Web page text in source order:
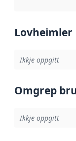
Lovheimler
Ikkje oppgitt
Omgrep
Ikkje oppgitt